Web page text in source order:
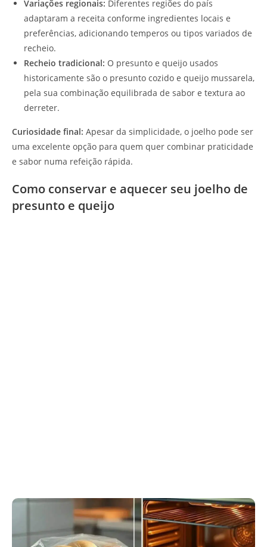
Variações regionais: Diferentes regiões do país
adaptaram a receita conforme ingredientes locais e
preferências, adicionando temperos ou tipos variados de
recheio.
Recheio tradicional: O presunto e queijo usados
historicamente são o presunto cozido e queijo mussarela,
pela sua combinação equilibrada de sabor e textura ao
derreter.
Curiosidade final: Apesar da simplicidade, o joelho pode ser
uma excelente opção para quem quer combinar praticidade
e sabor numa refeição rápida.
Como conservar e aquecer seu joelho de
presunto e queijo